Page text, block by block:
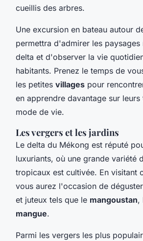
cueillis des arbres.
Une excursion en bateau autour
permettra d'admirer les
delta et d'observer la vie
habitants. Prenez le temps de
les petites villages pour
en apprendre davantage sur
mode de vie.
Les vergers et les jardins
Le delta du Mékong est réputé
luxuriants, où une grande variété
tropicaux est cultivée. En visitant
vous aurez l'occasion de
et juteux tels que le mangoustan,
mangue.
Parmi les vergers les plus